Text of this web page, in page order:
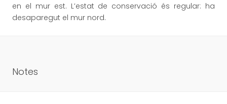
en el mur est. L’estat de conservació és regular: ha
desaparegut el mur nord.
Notes